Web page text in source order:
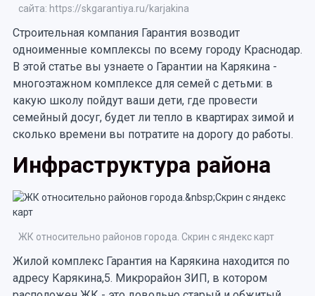
сайта: https://skgarantiya.ru/karjakina
Строительная компания Гарантия возводит
одноименные комплексы по всему городу Краснодар.
В этой статье вы узнаете о Гарантии на Карякина -
многоэтажном комплексе для семей с детьми: в
какую школу пойдут ваши дети, где провести
семейный досуг, будет ли тепло в квартирах зимой и
сколько времени вы потратите на дорогу до работы.
Инфраструктура района
ЖК относительно районов города. Скрин с яндекс карт
Жилой комплекс Гарантия на Карякина находится по
адресу Карякина,5. Микрорайон ЗИП, в котором